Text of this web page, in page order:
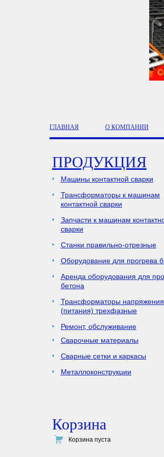
ГЛАВНАЯ О КОМПАНИИ
ПРОДУКЦИЯ
Машины контактной сварки
Трансформаторы к машинам
контактной сварки
Запчасти к машинам
сварки
Станки правильно-отрезные
Оборудование для прогрева
Аренда оборудования для
бетона
Трансформаторы напряжения
(питания) трехфазные
Ремонт, обслуживание
Сварочные материалы
Сварные сетки и каркасы
Металлоконструкции
Корзина
Корзина пуста